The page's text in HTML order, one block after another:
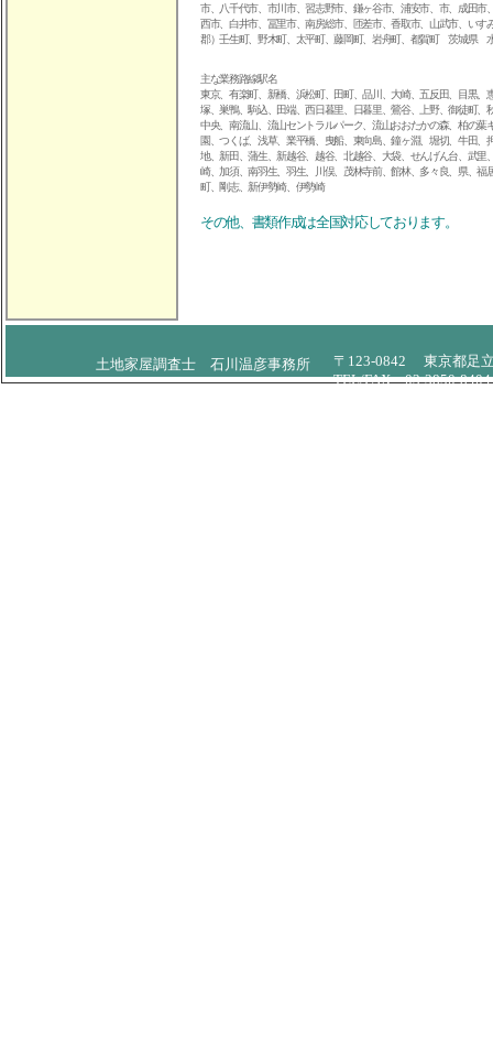
土地家屋調査士 石川温彦事務所 〒123-0842
東京都足
TEL/FAX 03-3850-8404
市、八千代市、市川市、習志野市、鎌ヶ谷市、浦安市、市、成田
西市、白井市、冨里市、南房総市、匝差市、香取市、山武市、い
郡）壬生町、野木町、太平町、藤岡町、岩舟町、都賀町 茨城県
主な業務路線駅名
東京、有楽町、新橋、浜松町、田町、品川、大崎、五反田、目黒
塚、巣鴨、駒込、田端、西日暮里、日暮里、鶯谷、上野、御徒町
中央、南流山、流山セントラルパーク、流山おおたかの森、柏の
園、つくば、浅草、業平橋、曳船、東向島、鐘ヶ淵、堀切、牛田
地、新田、蒲生、新越谷、越谷、北越谷、大袋、せんげん台、武
崎、加須、南羽生、羽生、川俣、茂林寺前、館林、多々良、県、
町、剛志、新伊勢崎、伊勢崎
その他、書類作成は全国対応しております。